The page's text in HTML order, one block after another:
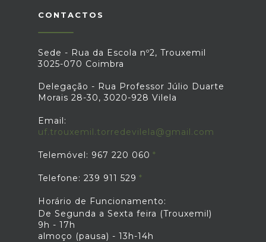
CONTACTOS
Sede - Rua da Escola nº2, Trouxemil
3025-070 Coimbra
Delegação - Rua Professor Júlio Duarte
Morais 28-30, 3020-928 Vilela
Email:
uf.trouxemil.torredevilela@gmail.com
Telemóvel: 967 220 060
Telefone: 239 911 529
Horário de Funcionamento:
De Segunda a Sexta feira (Trouxemil)
9h - 17h
almoço (pausa) - 13h-14h